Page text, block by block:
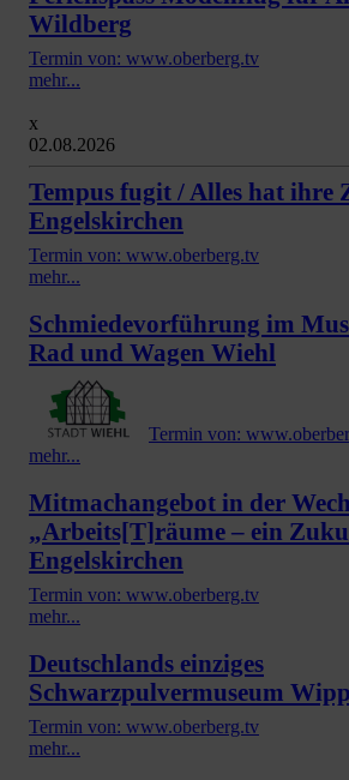
Wildberg
Termin von: www.oberberg.tv
mehr...
x
02.08.2026
Tempus fugit / Alles hat ihre
Engelskirchen
Termin von: www.oberberg.tv
mehr...
Schmiedevorführung im
Rad und Wagen Wiehl
Termin von:
mehr...
Mitmachangebot in der
„Arbeits[T]räume – ein
Engelskirchen
Termin von: www.oberberg.tv
mehr...
Deutschlands einziges
Schwarzpulvermuseum
Termin von: www.oberberg.tv
mehr...